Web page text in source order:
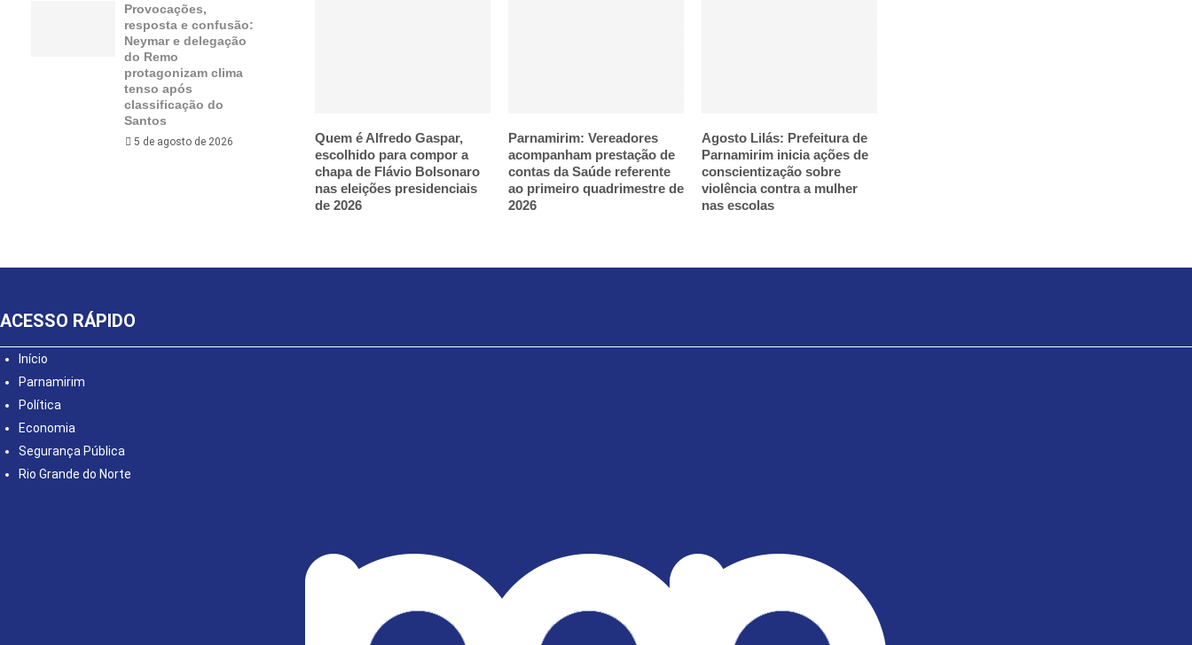
Quem é Alfredo Gaspar,
escolhido para compor a
chapa de Flávio Bolsonaro
nas eleições presidenciais
de 2026
Parnamirim: Vereadores
acompanham prestação de
contas da Saúde referente
ao primeiro quadrimestre de
2026
Agosto Lilás: Prefeitura de
Parnamirim inicia ações de
conscientização sobre
violência contra a mulher
nas escolas
Provocações,
resposta e confusão:
Neymar e delegação
do Remo
protagonizam clima
tenso após
classificação do
Santos
5 de agosto de 2026
ACESSO RÁPIDO
Início
Parnamirim
Política
Economia
Segurança Pública
Rio Grande do Norte